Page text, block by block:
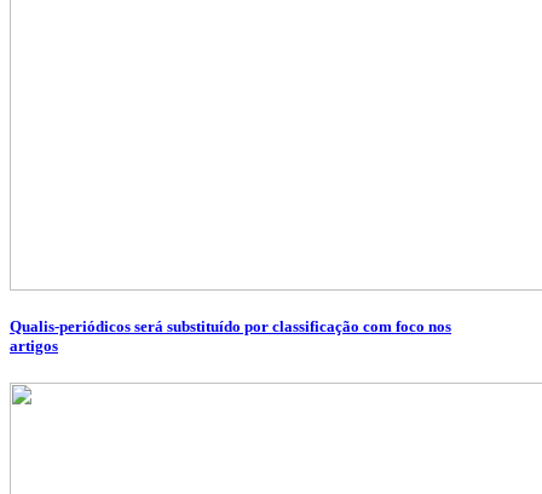
Qualis-periódicos será substituído por classificação com foco nos
artigos